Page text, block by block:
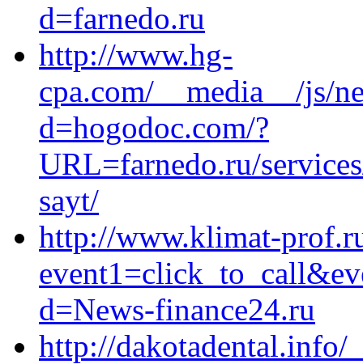
d=farnedo.ru
http://www.hg-
cpa.com/__media__/js/
d=hogodoc.com/?
URL=farnedo.ru/
sayt/
http://www.klimat-
d=News-finance24.ru
http://dakotadental.info/